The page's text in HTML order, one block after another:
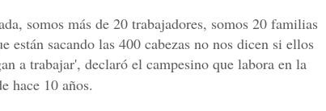
somos más de 20 trabajadores, somos 20 familias
están sacando las 400 cabezas no nos dicen si ellos
a trabajar', declaró el campesino que labora en la
hace 10 años.